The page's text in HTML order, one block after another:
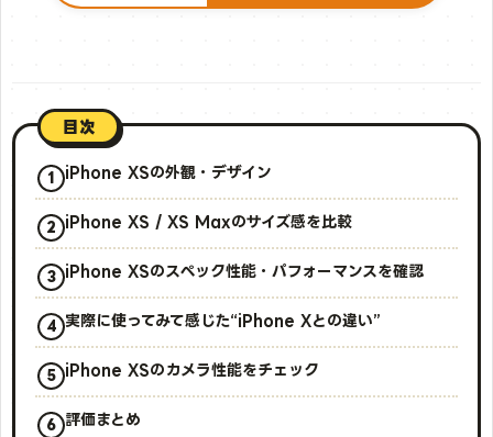
目次
iPhone XSの外観・デザイン
iPhone XS / XS Maxのサイズ感を比較
iPhone XSのスペック性能・パフォーマンスを確認
実際に使ってみて感じた“iPhone Xとの違い”
iPhone XSのカメラ性能をチェック
評価まとめ